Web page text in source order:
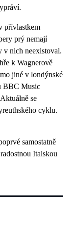
přívlastkem
prý nemají
v nich neexistoval.
k Wagnerově
jiné v londýnské
BBC Music
se
cyklu.
samostatně
Italskou